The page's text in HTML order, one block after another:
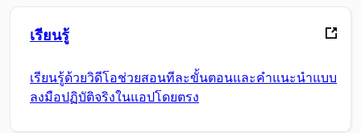
เรียนรู้
เรียนรู้ด้วยวิดีโอช่วยสอนทีละขั้นตอนและคำแนะนำแบบ
ลงมือปฏิบัติจริงในแอปโดยตรง